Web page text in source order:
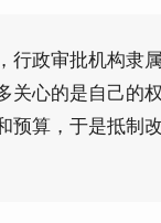
行政审批机构隶
关心的是自己的
算，于是抵制